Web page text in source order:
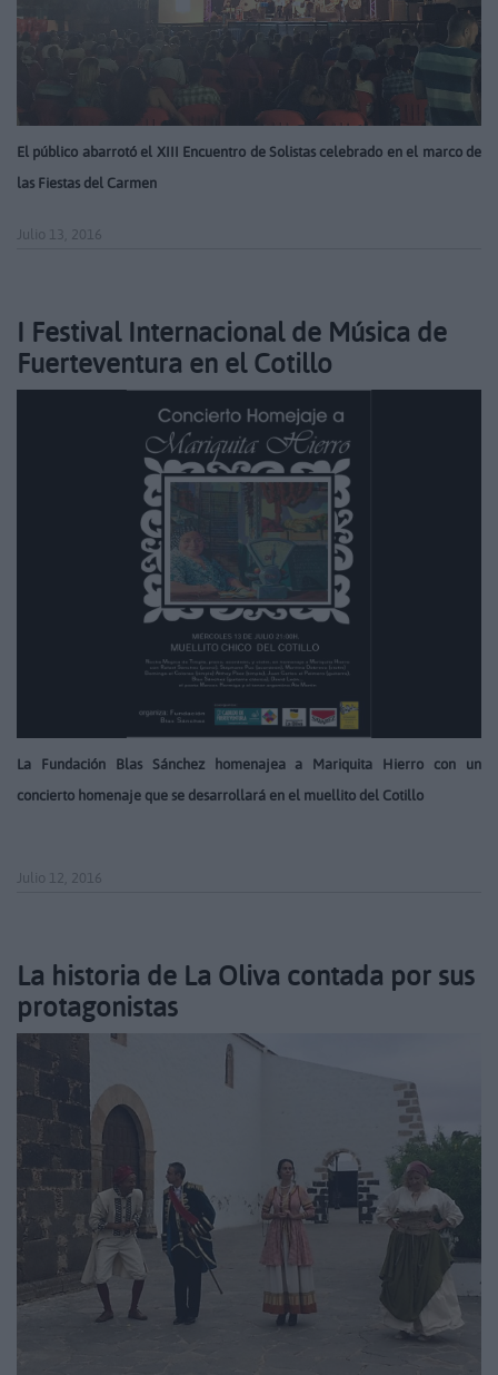
El público abarrotó el XIII Encuentro de Solistas celebrado en el marco de
las Fiestas del Carmen
Julio 13, 2016
I Festival Internacional de Música de
Fuerteventura en el Cotillo
La Fundación Blas Sánchez homenajea a Mariquita Hierro con un
concierto homenaje que se desarrollará en el muellito del Cotillo
Julio 12, 2016
La historia de La Oliva contada por sus
protagonistas